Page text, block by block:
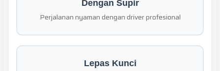
Dengan Supir
Perjalanan nyaman dengan driver profesional
Lepas Kunci